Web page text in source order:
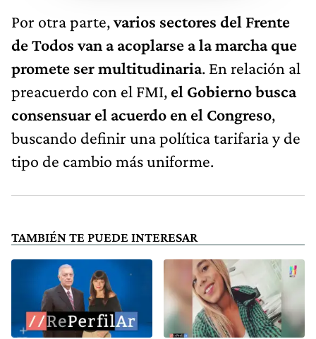
Por otra parte,varios sectores del Frente
de Todos van a acoplarse a la marcha que
promete ser multitudinaria. En relación al
preacuerdo con el FMI, el Gobierno busca
consensuar el acuerdo en el Congreso,
buscando definir una política tarifaria y de
tipo de cambio más uniforme.
TAMBIÉN TE PUEDE INTERESAR